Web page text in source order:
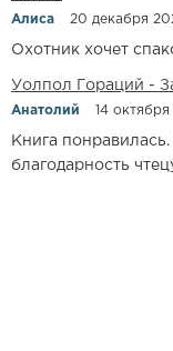
Алиса 20 декабря
Охотник хочет
Уолпол Гораций -
Анатолий 14 октября
Книга
благодарность